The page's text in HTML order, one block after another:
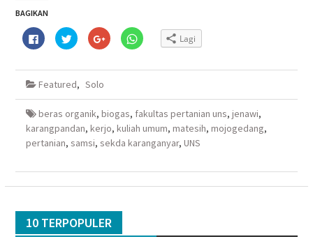
BAGIKAN
Klik
untuk
membagikan
Facebook(Membuka
jendela
baru)
Klik
untuk
berbagi
Twitter(Membuka
jendela
baru)
Klik
untuk
berbagi
Google+
yang
baru)
Klik
untuk
WhatsApp(Membuka
baru)
Lagi
Featured, Solo
beras organik, biogas, fakultas pertanian uns, jenawi,
karangpandan, kerjo, kuliah umum, matesih, mojogedang,
pertanian, samsi, sekda karanganyar, UNS
10 TERPOPULER